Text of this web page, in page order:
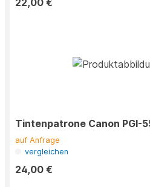
22,00 €
Tintenpatrone Canon PGI-
auf Anfrage
vergleichen
24,00 €